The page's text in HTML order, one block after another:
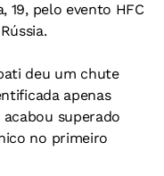
19, pelo evento HFC
deu um chute
apenas
superado
no primeiro